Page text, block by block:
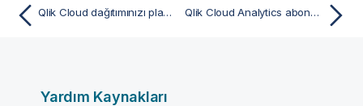
Qlik Cloud dağıtımınızı planlama Qlik Cloud Analytics abonelik seçenekleri
Yardım Kaynakları